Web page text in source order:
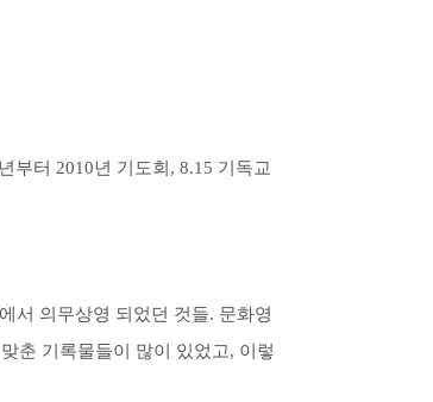
부터 2010년 기도회, 8.15 기독교
서 의무상영 되었던 것들. 문화영
춘 기록물들이 많이 있었고, 이렇